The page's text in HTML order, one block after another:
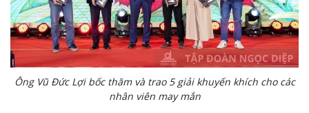
Ông Vũ Đức Lợi bốc thăm và trao 5 giải khuyến khích cho các
nhân viên may mắn